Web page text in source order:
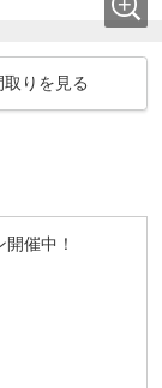
取りを見る
催中！